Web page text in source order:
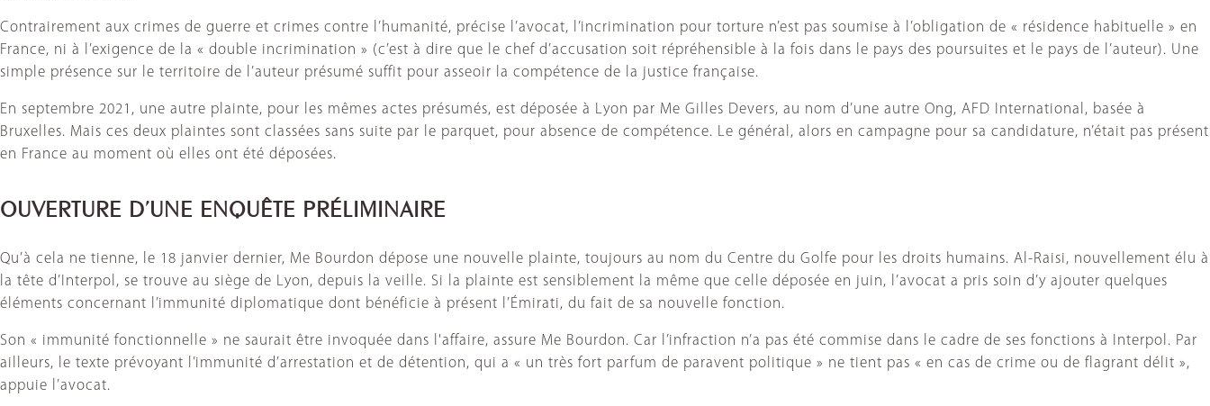
Contrairement aux crimes de guerre et crimes contre l’humanité, précise l’avocat, l’incrimination pour torture n’est pas soumise à l’obligation de « résidence habituelle » en
France, ni à l’exigence de la « double incrimination » (c’est à dire que le chef d’accusation soit répréhensible à la fois dans le pays des poursuites et le pays de l’auteur). Une
simple présence sur le territoire de l’auteur présumé suffit pour asseoir la compétence de la justice française.
En septembre 2021, une autre plainte, pour les mêmes actes présumés, est déposée à Lyon par Me Gilles Devers, au nom d’une autre Ong, AFD International, basée à
Bruxelles. Mais ces deux plaintes sont classées sans suite par le parquet, pour absence de compétence. Le général, alors en campagne pour sa candidature, n’était pas présent
en France au moment où elles ont été déposées.
OUVERTURE D’UNE ENQUÊTE PRÉLIMINAIRE
Qu’à cela ne tienne, le 18 janvier dernier, Me Bourdon dépose une nouvelle plainte, toujours au nom du Centre du Golfe pour les droits humains. Al-Raisi, nouvellement élu à
la tête d’Interpol, se trouve au siège de Lyon, depuis la veille. Si la plainte est sensiblement la même que celle déposée en juin, l’avocat a pris soin d’y ajouter quelques
éléments concernant l’immunité diplomatique dont bénéficie à présent l’Émirati, du fait de sa nouvelle fonction.
Son « immunité fonctionnelle » ne saurait être invoquée dans l'affaire, assure Me Bourdon. Car l’infraction n’a pas été commise dans le cadre de ses fonctions à Interpol. Par
ailleurs, le texte prévoyant l’immunité d’arrestation et de détention, qui a « un très fort parfum de paravent politique » ne tient pas « en cas de crime ou de flagrant délit »,
appuie l’avocat.